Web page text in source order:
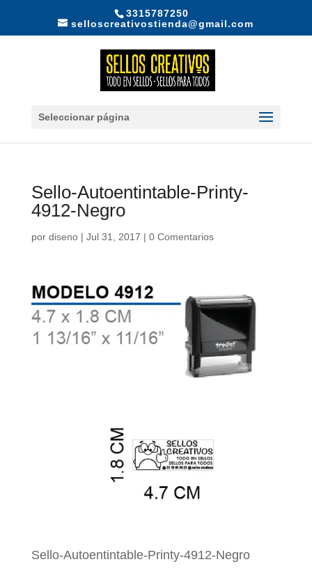
3315787250
selloscreativostienda@gmail.com
Seleccionar página
Sello-Autoentintable-Printy-
4912-Negro
por diseno| Jul 31, 2017 | 0 Comentarios
Sello-Autoentintable-Printy-4912-Negro